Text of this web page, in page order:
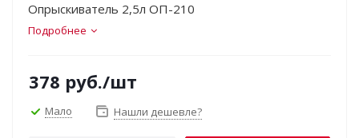
Опрыскиватель 2,5л ОП-210
Подробнее
378 руб./шт
Мало Нашли дешевле?